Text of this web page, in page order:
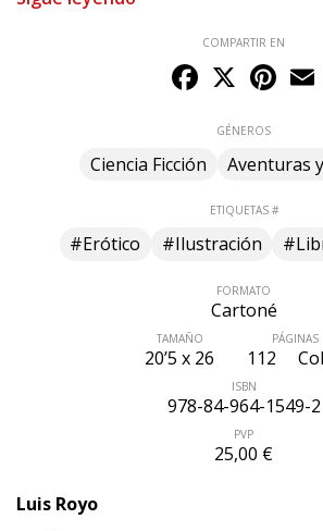
libro sumamente especial porque es
Luis Royo publica un libro
anterioridad, por lo que los fans de
por partida doble con esta edición de
de las más extensas que ha
COMPARTIR EN
Facebook
X
GÉNEROS
Ciencia Ficción Aventuras
ETIQUETAS #
#Erótico #Ilustración
FORMATO
Cartoné
TAMAÑO
20’5 x 26
PÁGINAS
112
ISBN
978-84-964-1549-2
PVP
25,00 €
Luis Royo